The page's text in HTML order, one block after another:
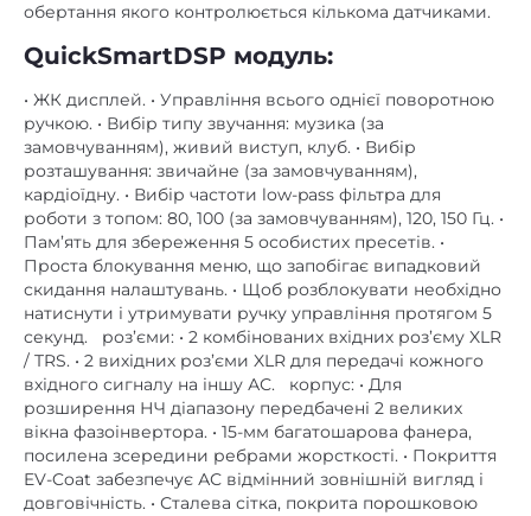
обертання якого контролюється кількома датчиками.
QuickSmartDSP модуль:
• ЖК дисплей. • Управління всього однієї поворотною
ручкою. • Вибір типу звучання: музика (за
замовчуванням), живий виступ, клуб. • Вибір
розташування: звичайне (за замовчуванням),
кардіоїдну. • Вибір частоти low-pass фільтра для
роботи з топом: 80, 100 (за замовчуванням), 120, 150 Гц. •
Пам’ять для збереження 5 особистих пресетів. •
Проста блокування меню, що запобігає випадковий
скидання налаштувань. • Щоб розблокувати необхідно
натиснути і утримувати ручку управління протягом 5
секунд. роз’єми: • 2 комбінованих вхідних роз’єму XLR
/ TRS. • 2 вихідних роз’єми XLR для передачі кожного
вхідного сигналу на іншу АС. корпус: • Для
розширення НЧ діапазону передбачені 2 великих
вікна фазоінвертора. • 15-мм багатошарова фанера,
посилена зсередини ребрами жорсткості. • Покриття
EV-Coat забезпечує АС відмінний зовнішній вигляд і
довговічність. • Сталева сітка, покрита порошковою